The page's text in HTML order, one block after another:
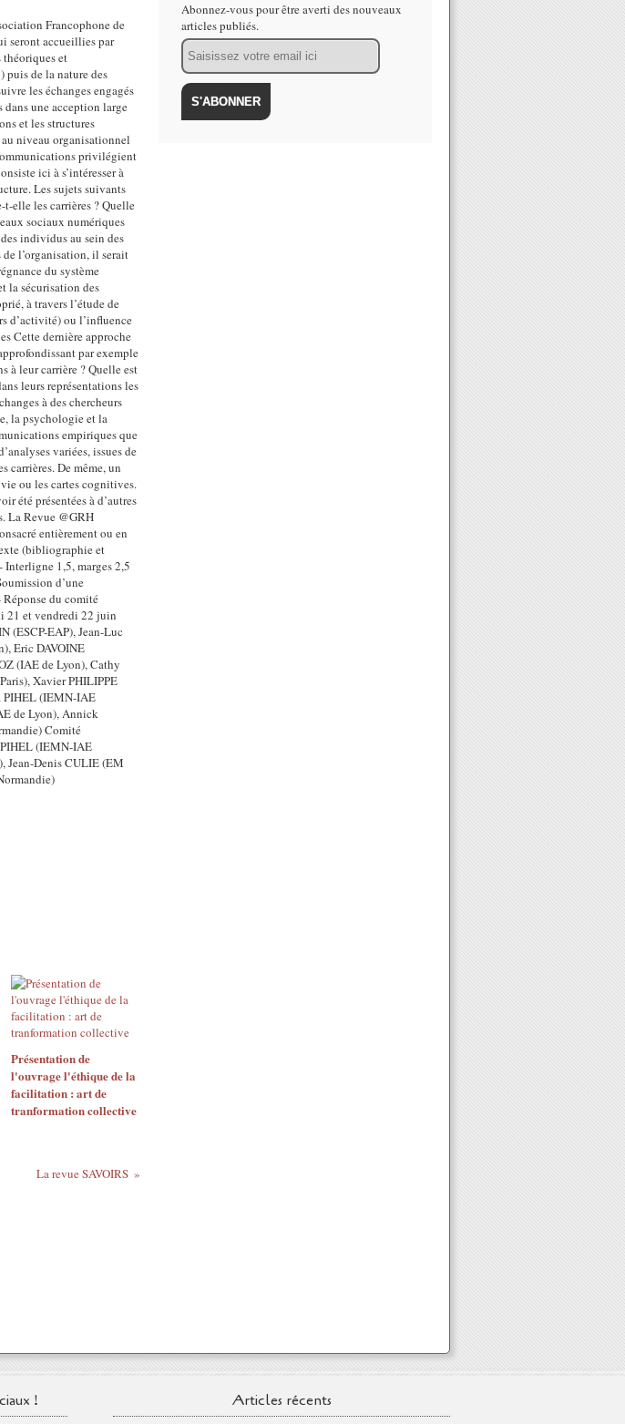
Francophone de
seront accueillies par
et
puis de la nature des
les échanges engagés
dans une acception large
et les structures
niveau organisationnel
privilégient
ici à s’intéresser à
Les sujets suivants
elle les carrières ? Quelle
sociaux numériques
individus au sein des
l’organisation, il serait
du système
la sécurisation des
à travers l’étude de
d’activité) ou l’influence
Cette dernière approche
par exemple
à leur carrière ? Quelle est
leurs représentations les
à des chercheurs
la psychologie et la
empiriques que
variées, issues de
carrières. De même, un
ou les cartes cognitives.
été présentées à d’autres
La Revue @GRH
entièrement ou en
(bibliographie et
Interligne 1,5, marges 2,5
d’une
du comité
21 et vendredi 22 juin
(ESCP-EAP), Jean-Luc
Eric DAVOINE
(IAE de Lyon), Cathy
Xavier PHILIPPE
PIHEL (IEMN-IAE
de Lyon), Annick
Comité
(IEMN-IAE
Jean-Denis CULIE (EM
Présentation de
l'ouvrage l'éthique de la
facilitation : art de
tranformation collective
La revue SAVOIRS
Abonnez-vous pour être averti des nouveaux
articles publiés.
Email
! Articles récents